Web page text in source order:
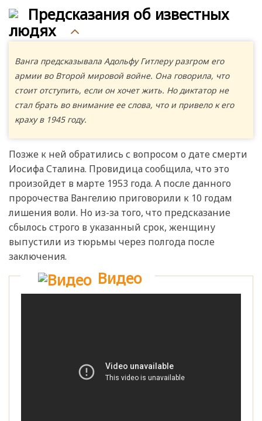
Предсказания об известных
людях
Ванга предсказывала Адольфу Гитлеру разгром его
армии во Второй мировой войне. Она говорила, что
стоит отступить, если он хочет жить. Но диктатор не
стал брать во внимание ее слова, что и привело к его
краху в 1945 году.
Позже к ней обратились с вопросом о дате смерти
Иосифа Сталина. Провидица сообщила, что это
произойдет в марте 1953 года. А после данного
пророчества Вангелию приговорили к 10 годам
лишения воли. Но из-за того, что предсказание
сбылось строго в указанный срок, женщину
выпустили из тюрьмы через полгода после
заключения.
Видео